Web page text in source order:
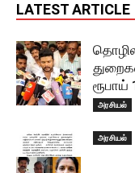
LATEST ARTICLE
ரூபாய்
அரசியல்
அரசியல்